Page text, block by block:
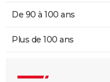
De 90 à 100 ans
Plus de 100 ans